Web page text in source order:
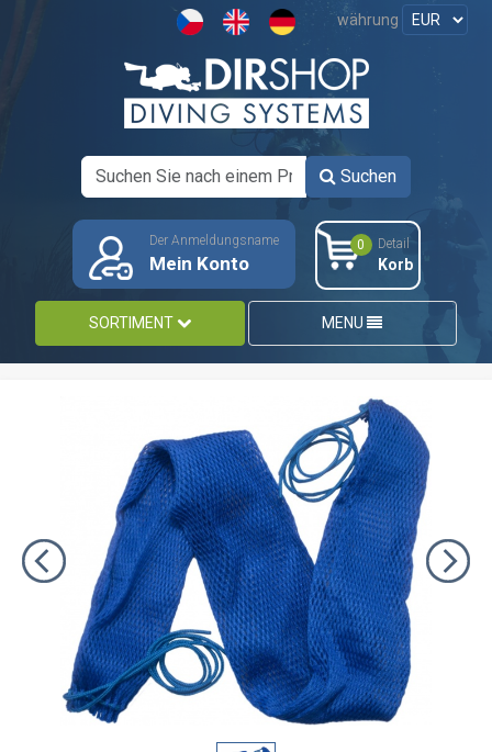
währung
Suchen
Der Anmeldungsname
Mein Konto
0 Detail
Korb
SORTIMENT MENU